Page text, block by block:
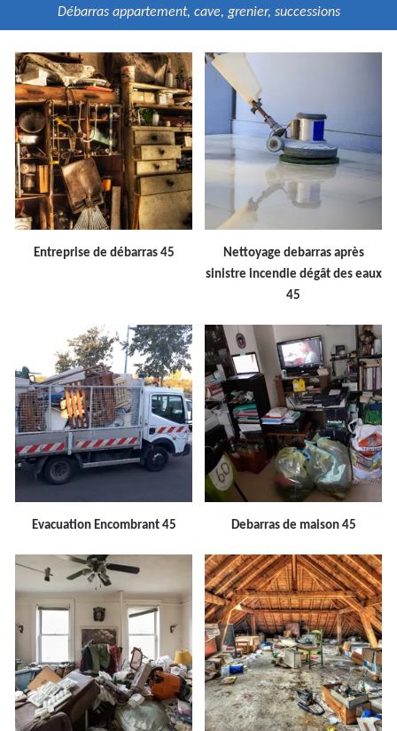
Débarras appartement, cave, grenier, successions
Entreprise de débarras 45
Nettoyage debarras après
sinistre incendie dégât des eaux
45
Evacuation Encombrant 45 Debarras de maison 45